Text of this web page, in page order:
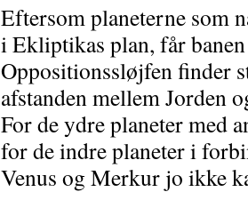
Eftersom planeterne som
i Ekliptikas plan, får
Oppositionssløjfen finder
afstanden mellem Jorden
For de ydre planeter med
for de indre planeter i
Venus og Merkur jo ikke